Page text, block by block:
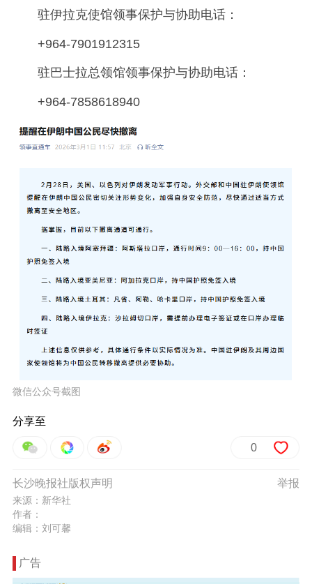
驻伊拉克使馆领事保护与协助电话：
+964-7901912315
驻巴士拉总领馆领事保护与协助电话：
+964-7858618940
微信公众号截图
分享至
0
举报
长沙晚报社版权声明
来源：新华社
作者：
编辑：刘可馨
广告